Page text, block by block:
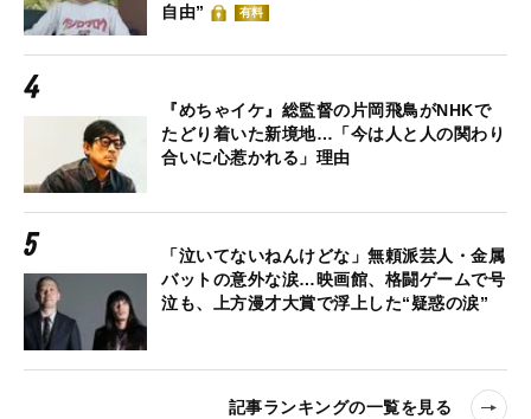
自由”
有料
『めちゃイケ』総監督の片岡飛鳥がNHKで
たどり着いた新境地…「今は人と人の関わり
合いに心惹かれる」理由
「泣いてないねんけどな」無頼派芸人・金属
バットの意外な涙…映画館、格闘ゲームで号
泣も、上方漫才大賞で浮上した“疑惑の涙”
記事ランキングの一覧を見る